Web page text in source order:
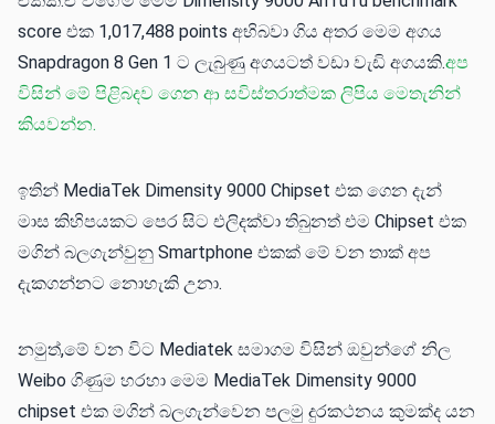
score එක 1,017,488 points අභිබවා ගිය අතර මෙම අගය
Snapdragon 8 Gen 1 ට ලැබුණු අගයටත් වඩා වැඩි අගයකි.අප
විසින් මේ පිළිබදව ගෙන ආ සවිස්තරාත්මක ලිපිය මෙතැනින්
කියවන්න.
ඉතින් MediaTek Dimensity 9000 Chipset එක ගෙන දැන්
මාස කිහිපයකට පෙර සිට එලිදක්වා තිබුනත් එම Chipset එක
මගින් බලගැන්වුනු Smartphone එකක් මේ වන තාක් අප
දැකගන්නට නොහැකි උනා.
නමුත්,මේ වන විට Mediatek සමාගම විසින් ඔවුන්ගේ නිල
Weibo ගිණුම හරහා මෙම MediaTek Dimensity 9000
chipset එක මගින් බලගැන්වෙන පලමු දුරකථනය කුමක්ද යන